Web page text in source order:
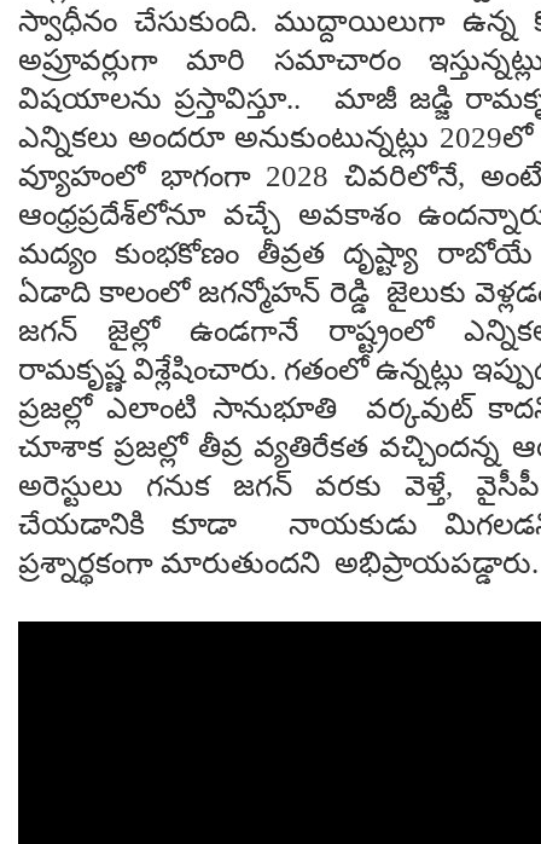
స్వాధీనం చేసుకుంది. ముద్దాయిలుగా ఉన్న
అప్రూవర్లుగా మారి సమాచారం
విషయాలను ప్రస్తావిస్తూ.. మాజీ జడ్జి
ఎన్నికలు అందరూ అనుకుంటున్నట్లు
వ్యూహంలో భాగంగా 2028 చివరిలోనే,
ఆంధ్రప్రదేశ్‌లోనూ వచ్చే అవకాశం
మద్యం కుంభకోణం తీవ్రత దృష్ట్యా
ఏడాది కాలంలో జగన్మోహన్ రెడ్డి జైలుకు
జగన్ జైల్లో ఉండగానే రాష్ట్రంలో
రామకృష్ణ విశ్లేషించారు. గతంలో ఉన్నట్లు
ప్రజల్లో ఎలాంటి సానుభూతి వర్కవుట్
చూశాక ప్రజల్లో తీవ్ర వ్యతిరేకత
అరెస్టులు గనుక జగన్ వరకు వెళ్తే,
చేయడానికి కూడా నాయకుడు
ప్రశ్నార్థకంగా మారుతుందని